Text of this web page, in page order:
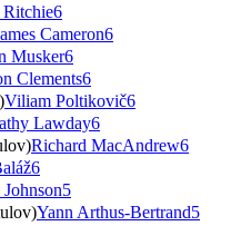
6
Cameron6
Musker6
Clements6
Viliam Poltikovič6
Lawday6
Richard MacAndrew6
6
5
Yann Arthus-Bertrand5